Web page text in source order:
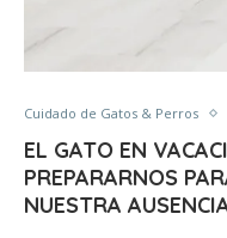
Cuidado de Gatos & Perros
EL GATO EN
PREPARARNOS
NUESTRA